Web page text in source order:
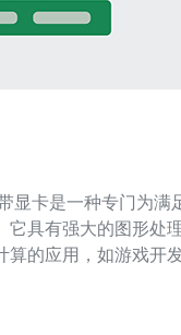
它具有强大的图形处
算的应用，如游戏开